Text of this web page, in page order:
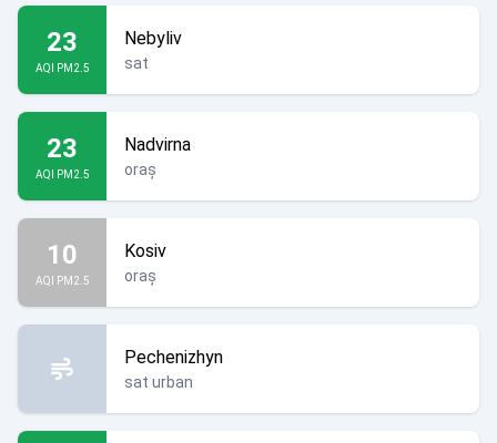
23
AQI PM2.5
Nebyliv
sat
23
AQI PM2.5
Nadvirna
oraș
10
AQI PM2.5
Kosiv
oraș
Pechenizhyn
sat urban